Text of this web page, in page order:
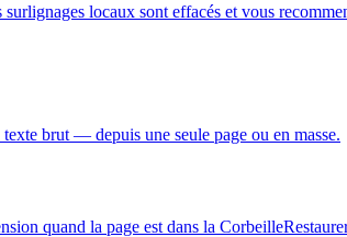
locaux sont effacés et vous
brut — depuis une seule page ou en masse.
quand la page est dans la Corbeille